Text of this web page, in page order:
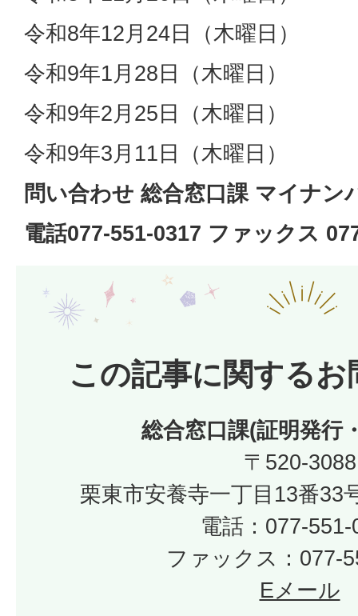
令和8年12月24日（木曜日）
令和9年1月28日（木曜日）
令和9年2月25日（木曜日）
令和9年3月11日（木曜日）
問い合わせ 総合窓口課 マイナン
電話077-551-0317 ファックス
この記事に関するお
総合窓口課(証明発行
〒520-3088
栗東市安養寺一丁目13番33
電話：077-551-
ファックス：077-
Eメール